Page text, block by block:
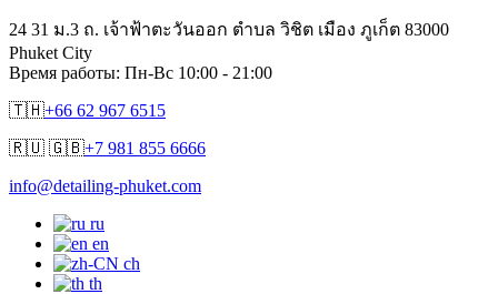
24 31 ม.3 ถ. เจ้าฟ้าตะวันออก ตำบล วิชิต เมือง ภูเก็ต 83000
Phuket City
Время работы: Пн-Вс 10:00 - 21:00
🇹🇭+66 62 967 6515
🇷🇺 🇬🇧+7 981 855 6666
info@detailing-phuket.com
ru
en
ch
th